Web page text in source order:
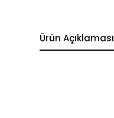
Ürün Açıklaması